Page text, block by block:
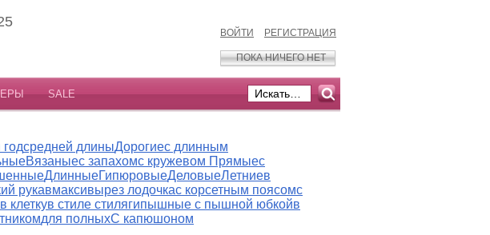
ВОЙТИ РЕГИСТРАЦИЯ
ПОКА НИЧЕГО НЕТ
SALE
средней длиныДорогиес длинным
Вязаныес запахомс кружевом Прямыес
ДлинныеГипюровыеДеловыеЛетниев
рукавмаксивырез лодочкас корсетным поясомс
в клеткув стиле стилягипышные с пышной юбкойв
для полныхС капюшоном